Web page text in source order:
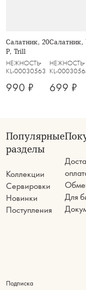
Салатник, 20х8 см, 910
Р, Trill
НЕЖНОСТЬ
KL-00030563
990 ₽
Салатник,
НЕЖНОСТЬ
KL-
699 ₽
Популярные
разделы
Коллекции
Сервировки
Новинки
Поступления
Для
Подписка